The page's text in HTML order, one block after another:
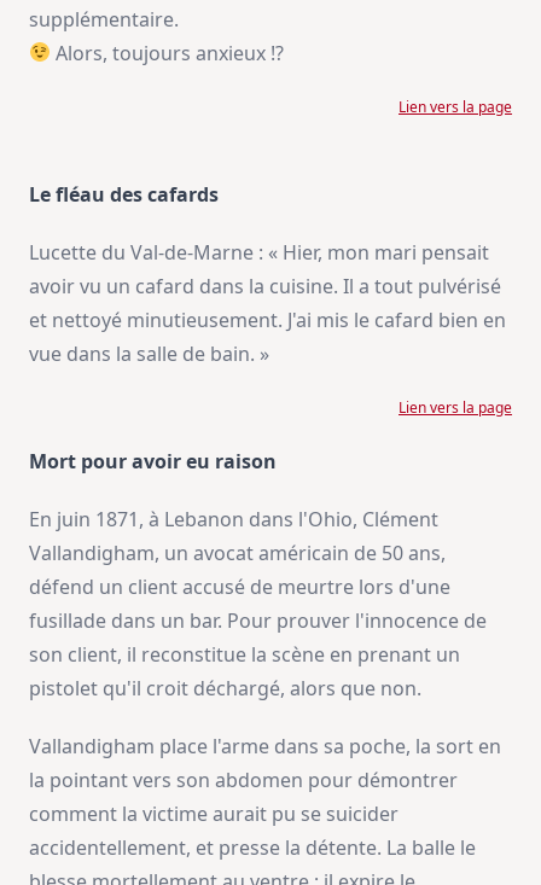
supplémentaire.
Alors, toujours anxieux !?
Lien vers la page
Le fléau des cafards
Lucette du Val-de-Marne : « Hier, mon mari pensait
avoir vu un cafard dans la cuisine. Il a tout pulvérisé
et nettoyé minutieusement. J'ai mis le cafard bien en
vue dans la salle de bain. »
Lien vers la page
Mort pour avoir eu raison
En juin 1871, à Lebanon dans l'Ohio, Clément
Vallandigham, un avocat américain de 50 ans,
défend un client accusé de meurtre lors d'une
fusillade dans un bar. Pour prouver l'innocence de
son client, il reconstitue la scène en prenant un
pistolet qu'il croit déchargé, alors que non.
Vallandigham place l'arme dans sa poche, la sort en
la pointant vers son abdomen pour démontrer
comment la victime aurait pu se suicider
accidentellement, et presse la détente. La balle le